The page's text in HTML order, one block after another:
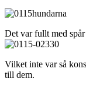
Det var fullt med
Vilket inte var så
till dem.